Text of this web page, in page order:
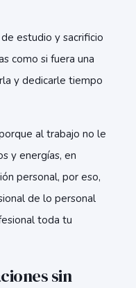
estudio y sacrificio
como si fuera una
y dedicarle tiempo
al trabajo no le
y energías, en
personal, por eso,
de lo personal
toda tu
sin